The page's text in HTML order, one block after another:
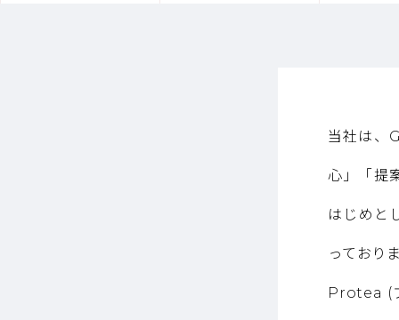
当社は、
心」「提
はじめと
っており
Protea (